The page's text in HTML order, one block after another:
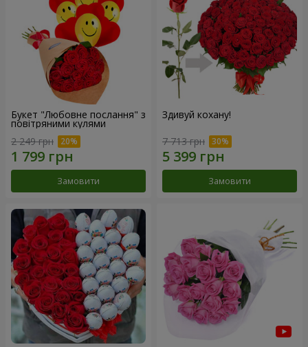
Букет "Любовне послання" з
повітряними кулями
2 249 грн
Замовити
Здивуй кохану!
7 713 грн
Замовити